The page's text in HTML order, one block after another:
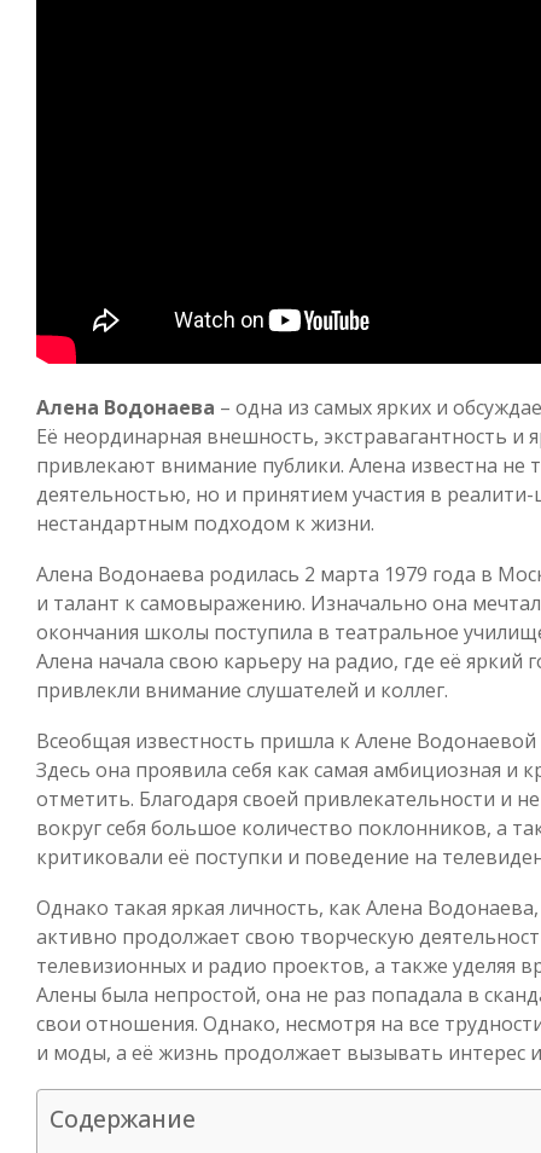
Алена Водонаева – одна из самых ярких и
Её неординарная внешность, экстравагантность и
привлекают внимание публики. Алена известна не
деятельностью, но и принятием участия в
нестандартным подходом к жизни.
Алена Водонаева родилась 2 марта 1979 года в
и талант к самовыражению. Изначально она
окончания школы поступила в театральное
Алена начала свою карьеру на радио, где её яркий
привлекли внимание слушателей и коллег.
Всеобщая известность пришла к Алене
Здесь она проявила себя как самая амбициозная и
отметить. Благодаря своей привлекательности и
вокруг себя большое количество поклонников, а
критиковали её поступки и поведение на
Однако такая яркая личность, как Алена
активно продолжает свою творческую
телевизионных и радио проектов, а также уделяя
Алены была непростой, она не раз попадала в
свои отношения. Однако, несмотря на все
и моды, а её жизнь продолжает вызывать интерес
Содержание